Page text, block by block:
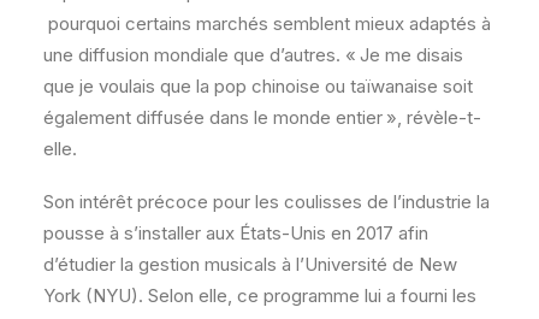
pourquoi certains marchés semblent mieux adaptés à
une diffusion mondiale que d’autres. « Je me disais
que je voulais que la pop chinoise ou taïwanaise soit
également diffusée dans le monde entier », révèle-t-
elle.
Son intérêt précoce pour les coulisses de l’industrie la
pousse à s’installer aux États-Unis en 2017 afin
d’étudier la gestion musicals à l’Université de New
York (NYU). Selon elle, ce programme lui a fourni les